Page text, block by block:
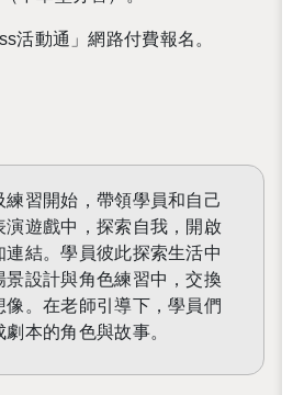
活動通」網路付費報名。
習開始，帶領學員和自己
演遊戲中，探索自我，開啟
結。學員彼此探索生活中
景設計與角色練習中，交換
。在老師引導下，學員們
本的角色與故事。